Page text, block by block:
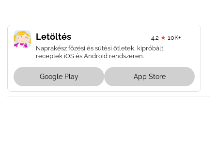
Letöltés 4.2 ★ 10K+
Naprakész főzési és sütési ötletek, kipróbált
receptek iOS és Android rendszeren.
Google Play App Store